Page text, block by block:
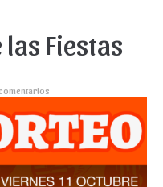
Fiestas